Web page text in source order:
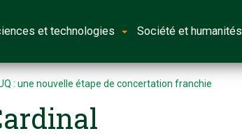
et technologies Société et humanités
: une nouvelle étape de concertation franchie